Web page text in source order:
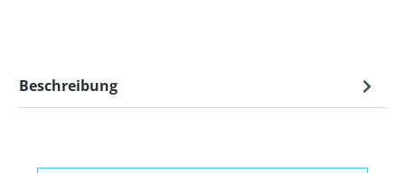
Beschreibung